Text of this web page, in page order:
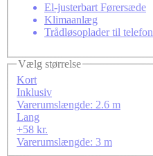
El-justerbart Førersæde
Klimaanlæg
Trådløsoplader til telefon
Vælg størrelse
Kort
Inklusiv
Varerumslængde: 2.6 m
Lang
+58 kr.
Varerumslængde: 3 m